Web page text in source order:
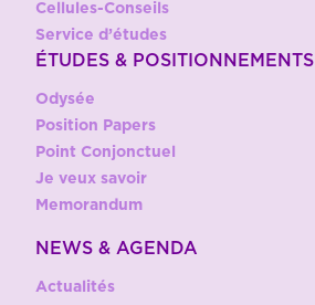
Cellules-Conseils
Service d’études
ÉTUDES & POSITIONNEMENTS
Odysée
Position Papers
Point Conjonctuel
Je veux savoir
Memorandum
NEWS & AGENDA
Actualités